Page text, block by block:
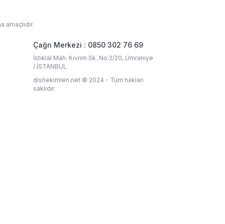
Çağrı Merkezi : 0850 302 76 69
İstiklal Mah. Kıvrım Sk. No:2/20, Ümraniye
/ İSTANBUL
dishekimleri.net © 2024 - Tüm hakları
saklıdır.